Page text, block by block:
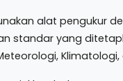
alat pengukur
standar yang
Klimatologi,